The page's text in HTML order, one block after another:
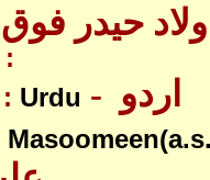
حیدر
Urdu